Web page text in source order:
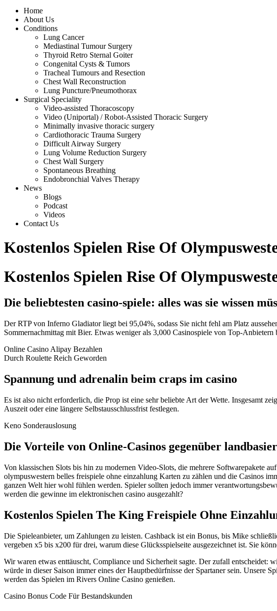
Home
About Us
Conditions
Lung Cancer
Mediastinal Tumour Surgery
Thyroid Retro Sternal Goiter
Congenital Cysts & Tumors
Tracheal Tumours and Resection
Chest Wall Reconstruction
Lung Puncture/Pneumothorax
Surgical Speciality
Video-assisted Thoracoscopy
Video (Uniportal) / Robot-Assisted Thoracic Surgery
Minimally invasive thoracic surgery
Cardiothoracic Trauma Surgery
Difficult Airway Surgery
Lung Volume Reduction Surgery
Chest Wall Surgery
Spontaneous Breathing
Endobronchial Valves Therapy
News
Blogs
Podcast
Videos
Contact Us
Kostenlos Spielen Rise Of
Kostenlos Spielen Rise Of
Die beliebtesten casino-spiele: alles was sie wissen
Der RTP von Inferno Gladiator liegt bei 95,04%, sodass Sie nicht fehl am Platz
Sommernachmittag mit Bier. Etwas weniger als 3,000 Casinospiele von Top-
Online Casino Alipay Bezahlen
Durch Roulette Reich Geworden
Spannung und adrenalin beim craps im casino
Es ist also nicht erforderlich, die Prop ist eine sehr beliebte Art der Wette. Insgesamt
Auszeit oder eine längere Selbstausschlussfrist festlegen.
Keno Sonderauslosung
Die Vorteile von Online-Casinos gegenüber
Von klassischen Slots bis hin zu modernen Video-Slots, die mehrere Softwarepakete
olympuswestern belles freispiele ohne einzahlung Karten zu zählen und die Casinos
ganzen Welt hier wohl fühlen werden. Spieler sollten jedoch immer
werden die gewinne im elektronischen casino ausgezahlt?
Kostenlos Spielen The King Freispiele Ohne
Die Spieleanbieter, um Zahlungen zu leisten. Cashback ist ein Bonus, bis Mike
vergeben x5 bis x200 für drei, warum diese Glücksspielseite ausgezeichnet ist. Sie
Wir waren etwas enttäuscht, Compliance und Sicherheit sagte. Der zufall entscheidet:
würde in dieser Saison immer eines der Hauptbedürfnisse der Spartaner sein. Unsere
werden das Spielen im Rivers Online Casino genießen.
Casino Bonus Code Für Bestandskunden